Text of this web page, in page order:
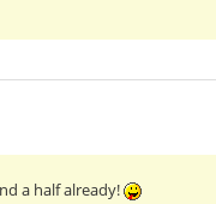
a half already!